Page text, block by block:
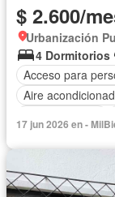
$ 2.600/
Urbanización
4 Dormitorios
Acceso para
Aire
Electricidad
Parcialmente
17 jun 2026 en -